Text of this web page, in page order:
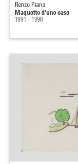
Renzo Piano
Maquette d'une case
1991 - 1998